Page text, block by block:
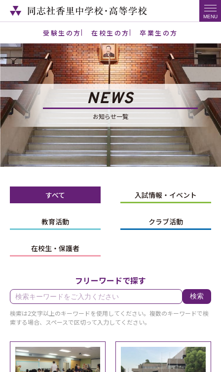
受験生の方 在校生の方 卒業生の方
NEWS
お知らせ一覧
すべて 入試情報・イベント
教育活動 クラブ活動
在校生・保護者
フリーワードで探す
検索
検索は2文字以上のキーワードを使用してください。複数のキーワードで検
索する場合、スペースで区切って入力してください。